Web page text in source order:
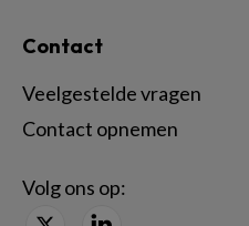
Contact
Veelgestelde vragen
Contact opnemen
Volg ons op: